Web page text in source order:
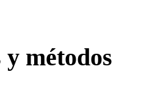
métodos